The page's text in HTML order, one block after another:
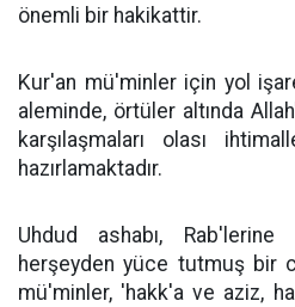
önemli bir hakikattir.
Kur'an mü'minler için yol
aleminde, örtüler altında
karşılaşmaları olası
hazırlamaktadır.
Uhdud ashabı, Rab'lerine
herşeyden yüce tutmuş bir
mü'minler, 'hakk'a ve aziz,